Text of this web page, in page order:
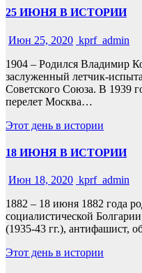
25 ИЮНЯ В ИСТОРИИ
Июн 25, 2020 kprf_admin
1904 – Родился Владимир
заслуженный летчик-
Советского Союза. В 1939
перелет Москва…
Этот день в истории
18 ИЮНЯ В ИСТОРИИ
Июн 18, 2020 kprf_admin
1882 – 18 июня 1882 года
социалистической
(1935-43 гг.), антифашист,
Этот день в истории